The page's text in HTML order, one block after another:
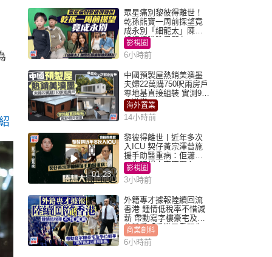
眾星痛別黎彼得離世！
乾孫熊寶一周前探望竟
成永別「細龍太」陳思
圻淚憶唉吔男朋友
影視圈
6小時前
中國預製屋熱銷美澳墨
夫婦22萬購750呎兩房戶
零地基直接組裝 實測9個
月激讚
海外置業
14小時前
01:23
黎彼得離世丨近年多次
入ICU 契仔黃宗澤曾施
援手助醫重病：佢瀟灑
一生唔想大家唔開心
影視圈
3小時前
外籍專才據報陸續回流
香港 鍾情低稅率不惜減
薪 帶動寫字樓豪宅及學
位競爭「香港已重現生
機」
商業創科
6小時前